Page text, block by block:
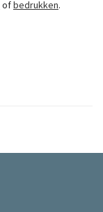
ofbedrukken.